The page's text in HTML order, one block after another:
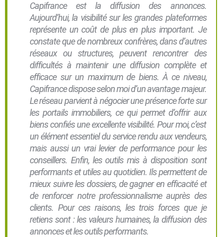
Capifrance est la diffusion des annonces.
Aujourd’hui, la visibilité sur les grandes plateformes
représente un coût de plus en plus important. Je
constate que de nombreux confrères, dans d’autres
réseaux ou structures, peuvent rencontrer des
difficultés à maintenir une diffusion complète et
efficace sur un maximum de biens. À ce niveau,
Capifrance dispose selon moi d’un avantage majeur.
Le réseau parvient à négocier une présence forte sur
les portails immobiliers, ce qui permet d’offrir aux
biens confiés une excellente visibilité. Pour moi, c’est
un élément essentiel du service rendu aux vendeurs,
mais aussi un vrai levier de performance pour les
conseillers. Enfin, les outils mis à disposition sont
performants et utiles au quotidien. Ils permettent de
mieux suivre les dossiers, de gagner en efficacité et
de renforcer notre professionnalisme auprès des
clients. Pour ces raisons, les trois forces que je
retiens sont : les valeurs humaines, la diffusion des
annonces et les outils performants.